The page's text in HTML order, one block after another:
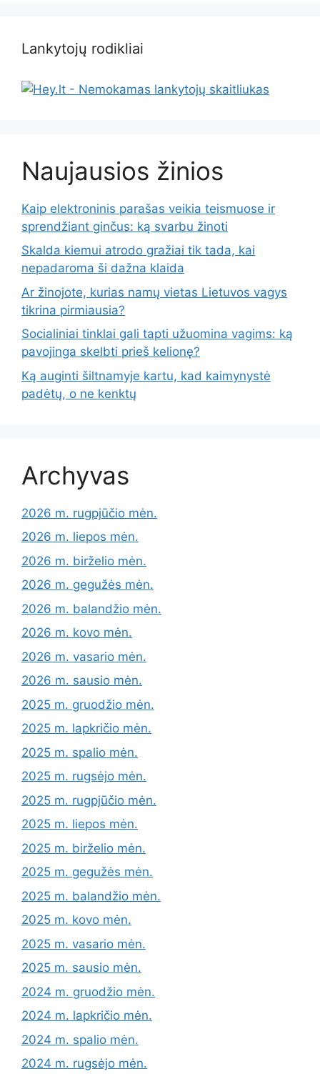
Lankytojų rodikliai
Naujausios žinios
Kaip elektroninis parašas veikia teismuose ir
sprendžiant ginčus: ką svarbu žinoti
Skalda kiemui atrodo gražiai tik tada, kai
nepadaroma ši dažna klaida
Ar žinojote, kurias namų vietas Lietuvos vagys
tikrina pirmiausia?
Socialiniai tinklai gali tapti užuomina vagims: ką
pavojinga skelbti prieš kelionę?
Ką auginti šiltnamyje kartu, kad kaimynystė
padėtų, o ne kenktų
Archyvas
2026 m. rugpjūčio mėn.
2026 m. liepos mėn.
2026 m. birželio mėn.
2026 m. gegužės mėn.
2026 m. balandžio mėn.
2026 m. kovo mėn.
2026 m. vasario mėn.
2026 m. sausio mėn.
2025 m. gruodžio mėn.
2025 m. lapkričio mėn.
2025 m. spalio mėn.
2025 m. rugsėjo mėn.
2025 m. rugpjūčio mėn.
2025 m. liepos mėn.
2025 m. birželio mėn.
2025 m. gegužės mėn.
2025 m. balandžio mėn.
2025 m. kovo mėn.
2025 m. vasario mėn.
2025 m. sausio mėn.
2024 m. gruodžio mėn.
2024 m. lapkričio mėn.
2024 m. spalio mėn.
2024 m. rugsėjo mėn.